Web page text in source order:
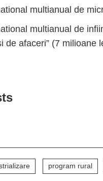
multianual de
multianual de
de afaceri” (7 milioane
program rural